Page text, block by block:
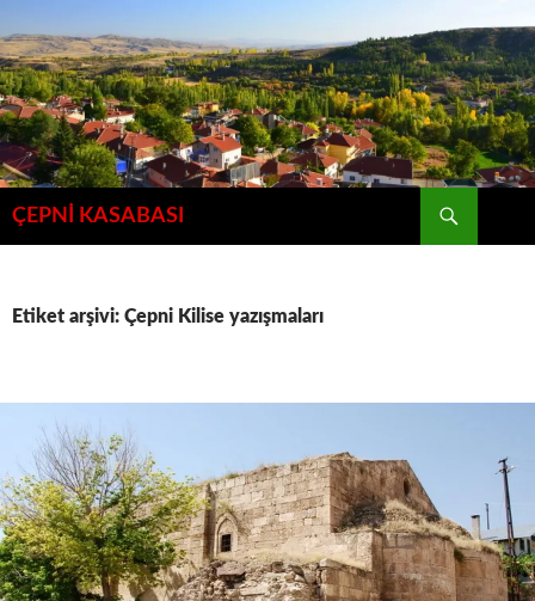
atla
ÇEPNİ KASABASI
Etiket arşivi: Çepni Kilise yazışmaları